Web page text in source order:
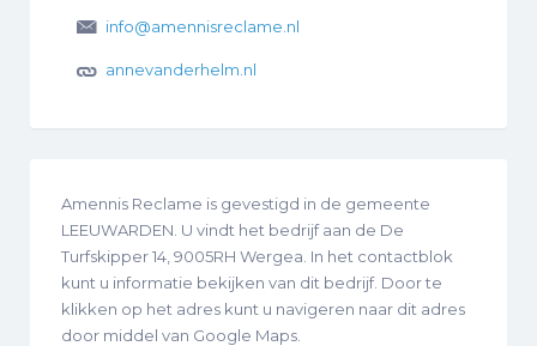
info@amennisreclame.nl
annevanderhelm.nl
Amennis Reclame is gevestigd in de gemeente
LEEUWARDEN. U vindt het bedrijf aan de De
Turfskipper 14, 9005RH Wergea. In het contactblok
kunt u informatie bekijken van dit bedrijf. Door te
klikken op het adres kunt u navigeren naar dit adres
door middel van Google Maps.